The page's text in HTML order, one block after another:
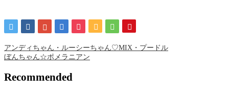
アンディちゃん・ルーシーちゃん♡MIX・プードル
ぼんちゃん☆ポメラニアン
Recommended